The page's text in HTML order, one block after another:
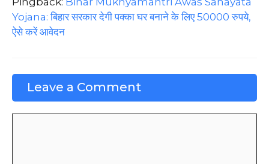
Yojana: बिहार सरकार देगी पक्का घर बनाने के लिए 50000 रुपये,
ऐसे करें आवेदन
Leave a Comment